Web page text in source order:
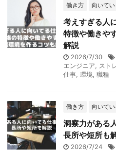
働き方 向いて
考えすぎる人
特徴や働きや
解説
2026/7/30
エンジニア, スト
仕事, 環境, 職種
働き方 向いて
洞察力がある
長所や短所も
2026/7/24